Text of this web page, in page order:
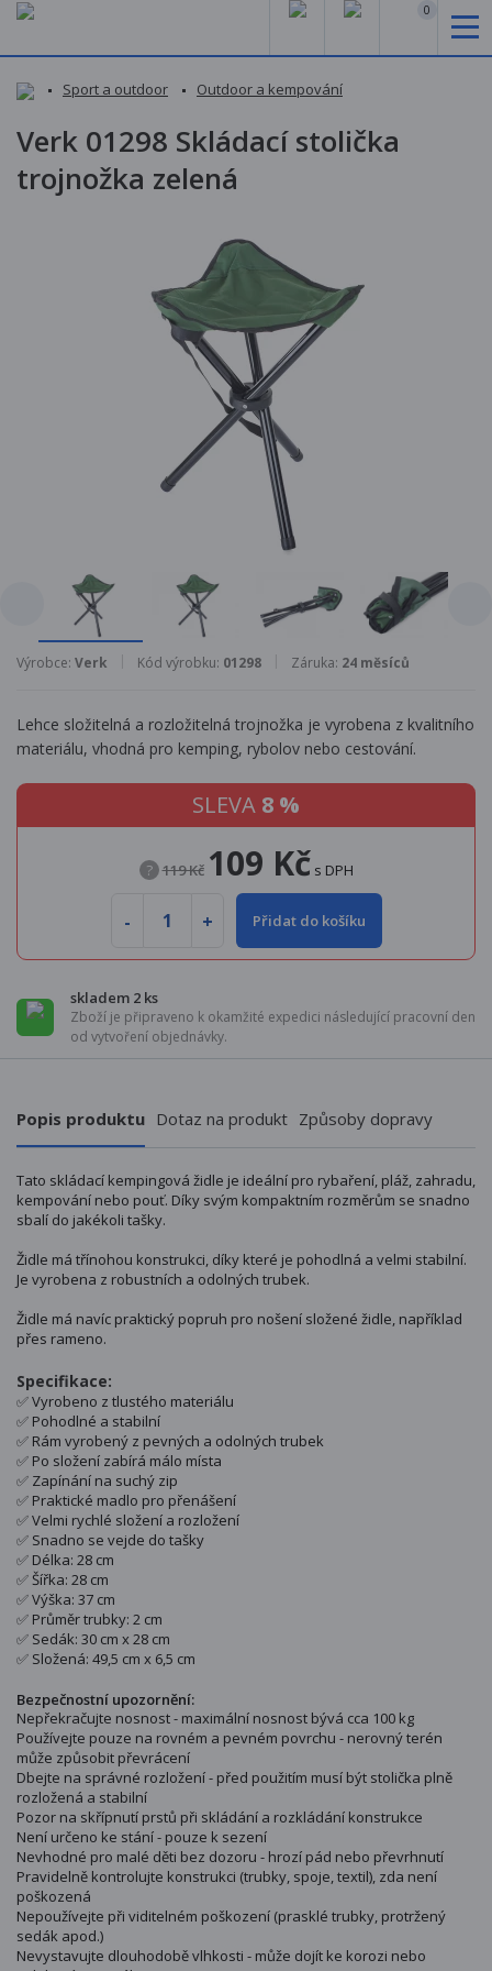
0
Sport a outdoor Outdoor a kempování
Verk 01298 Skládací stolička
trojnožka zelená
Výrobce: Verk Kód výrobku: 01298 Záruka: 24 měsíců
Lehce složitelná a rozložitelná trojnožka je vyrobena z kvalitního
materiálu, vhodná pro kemping, rybolov nebo cestování.
SLEVA 8 %
? 119 Kč 109 Kč s DPH
Přidat do košíku
skladem 2 ks
Zboží je připraveno k okamžité expedici následující pracovní den
od vytvoření objednávky.
Popis produktu Dotaz na produkt Způsoby dopravy
Tato skládací kempingová židle je ideální pro rybaření, pláž, zahradu,
kempování nebo pouť. Díky svým kompaktním rozměrům se snadno
sbalí do jakékoli tašky.
Židle má třínohou konstrukci, díky které je pohodlná a velmi stabilní.
Je vyrobena z robustních a odolných trubek.
Židle má navíc praktický popruh pro nošení složené židle, například
přes rameno.
Specifikace:
✅ Vyrobeno z tlustého materiálu
✅ Pohodlné a stabilní
✅ Rám vyrobený z pevných a odolných trubek
✅ Po složení zabírá málo místa
✅ Zapínání na suchý zip
✅ Praktické madlo pro přenášení
✅ Velmi rychlé složení a rozložení
✅ Snadno se vejde do tašky
✅ Délka: 28 cm
✅ Šířka: 28 cm
✅ Výška: 37 cm
✅ Průměr trubky: 2 cm
✅ Sedák: 30 cm x 28 cm
✅ Složená: 49,5 cm x 6,5 cm
Bezpečnostní upozornění:
Nepřekračujte nosnost - maximální nosnost bývá cca 100 kg
Používejte pouze na rovném a pevném povrchu - nerovný terén
může způsobit převrácení
Dbejte na správné rozložení - před použitím musí být stolička plně
rozložená a stabilní
Pozor na skřípnutí prstů při skládání a rozkládání konstrukce
Není určeno ke stání - pouze k sezení
Nevhodné pro malé děti bez dozoru - hrozí pád nebo převrhnutí
Pravidelně kontrolujte konstrukci (trubky, spoje, textil), zda není
poškozená
Nepoužívejte při viditelném poškození (prasklé trubky, protržený
sedák apod.)
Nevystavujte dlouhodobě vlhkosti - může dojít ke korozi nebo